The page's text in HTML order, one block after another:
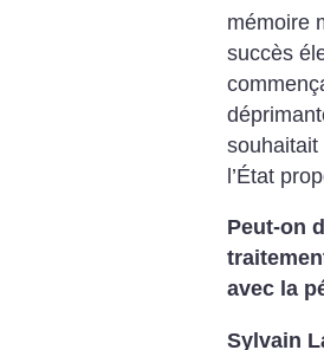
mémoire
succès
souhaitait
l’État
Peut-on
avec la
Sylvain